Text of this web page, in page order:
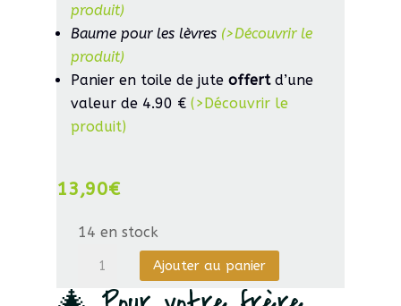
produit)
Baume pour les lèvres (>Découvrir le
produit)
Panier en toile de jute offert d’une
valeur de 4.90 € (>Découvrir le
produit)
13,90€
14 en stock
Ajouter au panier